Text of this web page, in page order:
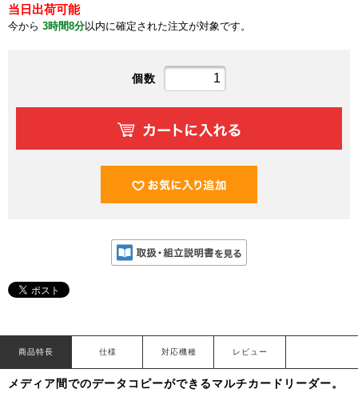
当日出荷可能
今から 3時間8分以内に確定された注文が対象です。
個数
商品特長 仕様 対応機種 レビュー
メディア間でのデータコピーができるマルチカードリーダー。